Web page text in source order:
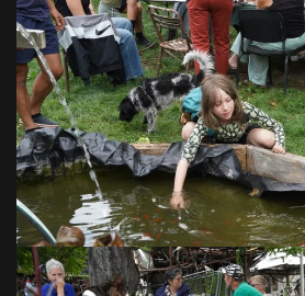
VOIR EN GRAND